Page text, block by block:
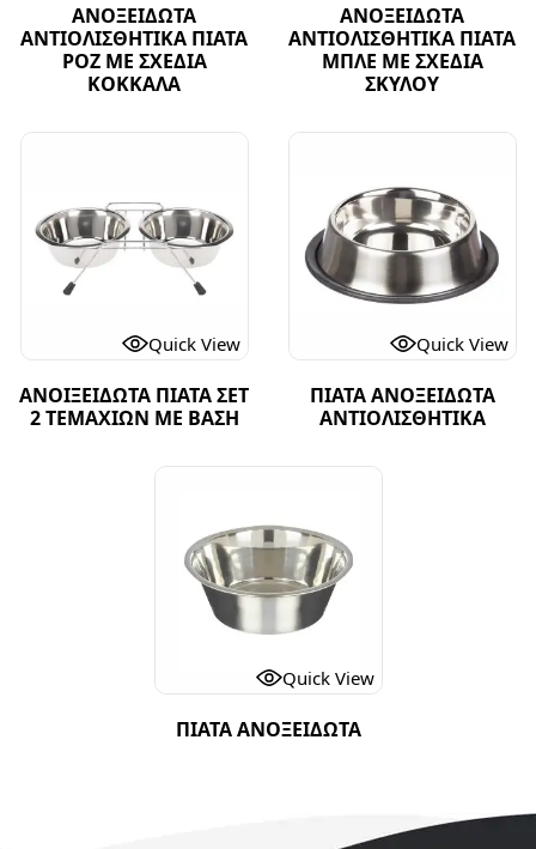
ΑΝΟΞΕΙΔΩΤΑ
ΑΝΤΙΟΛΙΣΘΗΤΙΚΑ ΠΙΑΤΑ
ΡΟΖ ΜΕ ΣΧΕΔΙΑ
ΚΟΚΚΑΛΑ
ΑΝΟΞΕΙΔΩΤΑ
ΑΝΤΙΟΛΙΣΘΗΤΙΚΑ ΠΙΑΤΑ
ΜΠΛΕ ΜΕ ΣΧΕΔΙΑ
ΣΚΥΛΟΥ
Quick View
ΑΝΟΙΞΕΙΔΩΤΑ ΠΙΑΤΑ ΣΕΤ
2 ΤΕΜΑΧΙΩΝ ΜΕ ΒΑΣΗ
Quick View
ΠΙΑΤΑ ΑΝΟΞΕΙΔΩΤΑ
ΑΝΤΙΟΛΙΣΘΗΤΙΚΑ
Quick View
ΠΙΑΤΑ ΑΝΟΞΕΙΔΩΤΑ